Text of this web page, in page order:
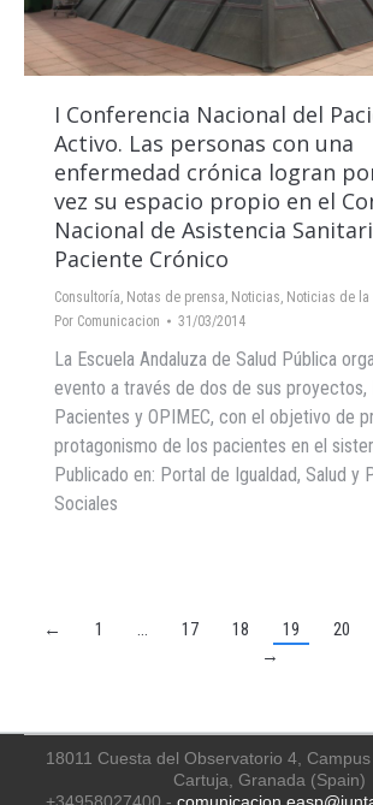
I Conferencia Nacional del
Activo. Las personas con una
enfermedad crónica logran
vez su espacio propio en el
Nacional de Asistencia
Paciente Crónico
Consultoría, Notas de prensa, Noticias, Noticias de la
Por Comunicacion 31/03/2014
La Escuela Andaluza de Salud Pública
evento a través de dos de sus proyectos,
Pacientes y OPIMEC, con el objetivo de
protagonismo de los pacientes en el
Publicado en: Portal de Igualdad, Salud y
Sociales
← 1 17 18 19 20
→
18011 Cuesta del Observatorio 4,
Cartuja, Granada (Spain)
+34958027400 -